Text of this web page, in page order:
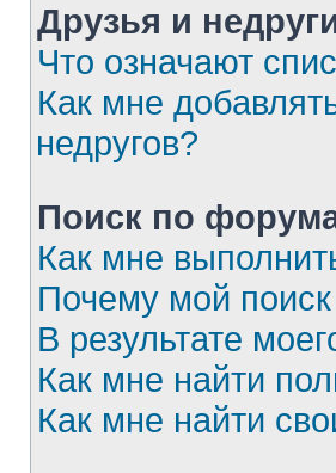
Друзья и
Что означают
Как мне
недругов?
Поиск по
Как мне
Почему мой поиск
В результате
Как мне найти
Как мне найти